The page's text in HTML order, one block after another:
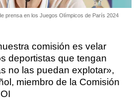
prensa en los Juegos Olímpicos de París 2024
comisión es velar
deportistas que tengan
no las puedan explotar»,
miembro de la Comisión